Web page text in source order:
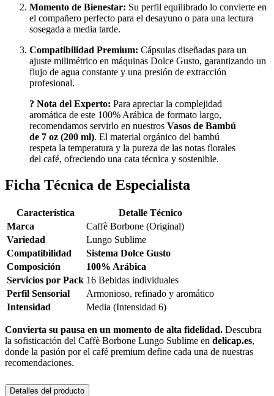
Momento de Bienestar: Su perfil equilibrado lo convierte en
el compañero perfecto para el desayuno o para una lectura
sosegada a media tarde.
Compatibilidad Premium: Cápsulas diseñadas para un
ajuste milimétrico en máquinas Dolce Gusto, garantizando un
flujo de agua constante y una presión de extracción
profesional.
? Nota del Experto: Para apreciar la complejidad
aromática de este 100% Arábica de formato largo,
recomendamos servirlo en nuestros Vasos de Bambú
de 7 oz (200 ml). El material orgánico del bambú
respeta la temperatura y la pureza de las notas florales
del café, ofreciendo una cata técnica y sostenible.
Ficha Técnica de Especialista
Característica
Detalle Técnico
Marca
Caffè Borbone (Original)
Variedad
Lungo Sublime
Compatibilidad
Sistema Dolce Gusto
Composición
100% Arábica
Servicios por Pack 16 Bebidas individuales
Perfil Sensorial
Armonioso, refinado y aromático
Intensidad
Media (Intensidad 6)
Convierta su pausa en un momento de alta fidelidad. Descubra
la sofisticación del Caffè Borbone Lungo Sublime en delicap.es,
donde la pasión por el café premium define cada una de nuestras
recomendaciones.
Detalles del producto